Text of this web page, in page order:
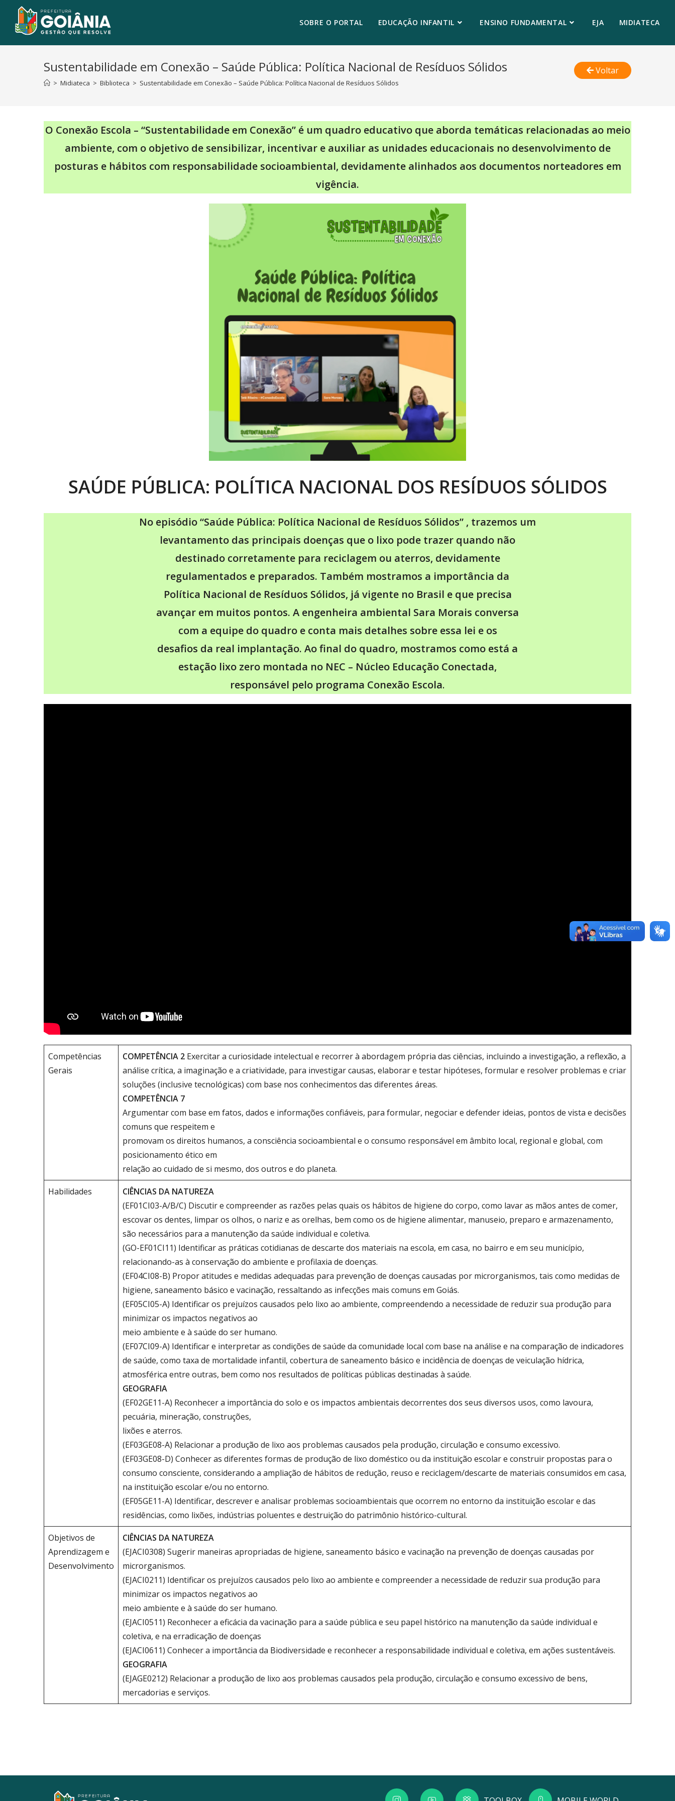
SOBRE O PORTAL EDUCAÇÃO INFANTIL ENSINO FUNDAMENTAL EJA MIDIATECA
Sustentabilidade em Conexão – Saúde Pública: Política Nacional de Resíduos Sólidos
> Midiateca > Biblioteca > Sustentabilidade em Conexão – Saúde Pública: Política Nacional de Resíduos Sólidos
Voltar
O Conexão Escola – “Sustentabilidade em Conexão” é um quadro educativo que aborda temáticas relacionadas ao meio
ambiente, com o objetivo de sensibilizar, incentivar e auxiliar as unidades educacionais no desenvolvimento de
posturas e hábitos com responsabilidade socioambiental, devidamente alinhados aos documentos norteadores em
vigência.
SAÚDE PÚBLICA: POLÍTICA NACIONAL DOS RESÍDUOS SÓLIDOS
No episódio “Saúde Pública: Política Nacional de Resíduos Sólidos” , trazemos um
levantamento das principais doenças que o lixo pode trazer quando não
destinado corretamente para reciclagem ou aterros, devidamente
regulamentados e preparados. Também mostramos a importância da
Política Nacional de Resíduos Sólidos, já vigente no Brasil e que precisa
avançar em muitos pontos. A engenheira ambiental Sara Morais conversa
com a equipe do quadro e conta mais detalhes sobre essa lei e os
desafios da real implantação. Ao final do quadro, mostramos como está a
estação lixo zero montada no NEC – Núcleo Educação Conectada,
responsável pelo programa Conexão Escola.
Competências
Gerais
COMPETÊNCIA 2 Exercitar a curiosidade intelectual e recorrer à abordagem própria das ciências, incluindo a investigação, a reflexão, a
análise crítica, a imaginação e a criatividade, para investigar causas, elaborar e testar hipóteses, formular e resolver problemas e criar
soluções (inclusive tecnológicas) com base nos conhecimentos das diferentes áreas.
COMPETÊNCIA 7
Argumentar com base em fatos, dados e informações confiáveis, para formular, negociar e defender ideias, pontos de vista e decisões
comuns que respeitem e
promovam os direitos humanos, a consciência socioambiental e o consumo responsável em âmbito local, regional e global, com
posicionamento ético em
relação ao cuidado de si mesmo, dos outros e do planeta.
Habilidades
CIÊNCIAS DA NATUREZA
(EF01CI03-A/B/C) Discutir e compreender as razões pelas quais os hábitos de higiene do corpo, como lavar as mãos antes de comer,
escovar os dentes, limpar os olhos, o nariz e as orelhas, bem como os de higiene alimentar, manuseio, preparo e armazenamento,
são necessários para a manutenção da saúde individual e coletiva.
(GO-EF01CI11) Identificar as práticas cotidianas de descarte dos materiais na escola, em casa, no bairro e em seu município,
relacionando-as à conservação do ambiente e profilaxia de doenças.
(EF04CI08-B) Propor atitudes e medidas adequadas para prevenção de doenças causadas por microrganismos, tais como medidas de
higiene, saneamento básico e vacinação, ressaltando as infecções mais comuns em Goiás.
(EF05CI05-A) Identificar os prejuízos causados pelo lixo ao ambiente, compreendendo a necessidade de reduzir sua produção para
minimizar os impactos negativos ao
meio ambiente e à saúde do ser humano.
(EF07CI09-A) Identificar e interpretar as condições de saúde da comunidade local com base na análise e na comparação de indicadores
de saúde, como taxa de mortalidade infantil, cobertura de saneamento básico e incidência de doenças de veiculação hídrica,
atmosférica entre outras, bem como nos resultados de políticas públicas destinadas à saúde.
GEOGRAFIA
(EF02GE11-A) Reconhecer a importância do solo e os impactos ambientais decorrentes dos seus diversos usos, como lavoura,
pecuária, mineração, construções,
lixões e aterros.
(EF03GE08-A) Relacionar a produção de lixo aos problemas causados pela produção, circulação e consumo excessivo.
(EF03GE08-D) Conhecer as diferentes formas de produção de lixo doméstico ou da instituição escolar e construir propostas para o
consumo consciente, considerando a ampliação de hábitos de redução, reuso e reciclagem/descarte de materiais consumidos em casa,
na instituição escolar e/ou no entorno.
(EF05GE11-A) Identificar, descrever e analisar problemas socioambientais que ocorrem no entorno da instituição escolar e das
residências, como lixões, indústrias poluentes e destruição do patrimônio histórico-cultural.
Objetivos de
Aprendizagem e
Desenvolvimento
CIÊNCIAS DA NATUREZA
(EJACI0308) Sugerir maneiras apropriadas de higiene, saneamento básico e vacinação na prevenção de doenças causadas por
microrganismos.
(EJACI0211) Identificar os prejuízos causados pelo lixo ao ambiente e compreender a necessidade de reduzir sua produção para
minimizar os impactos negativos ao
meio ambiente e à saúde do ser humano.
(EJACI0511) Reconhecer a eficácia da vacinação para a saúde pública e seu papel histórico na manutenção da saúde individual e
coletiva, e na erradicação de doenças
(EJACI0611) Conhecer a importância da Biodiversidade e reconhecer a responsabilidade individual e coletiva, em ações sustentáveis.
GEOGRAFIA
(EJAGE0212) Relacionar a produção de lixo aos problemas causados pela produção, circulação e consumo excessivo de bens,
mercadorias e serviços.